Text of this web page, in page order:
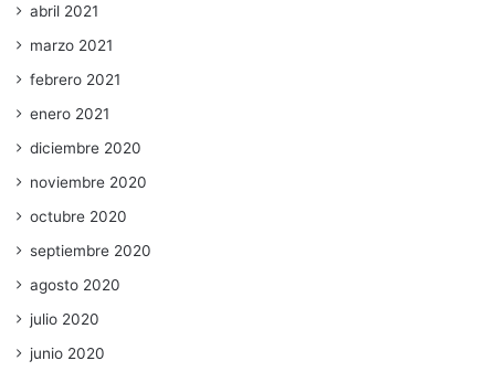
abril 2021
marzo 2021
febrero 2021
enero 2021
diciembre 2020
noviembre 2020
octubre 2020
septiembre 2020
agosto 2020
julio 2020
junio 2020